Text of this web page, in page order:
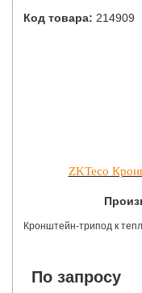
Код товара: 214909
ZKTeco
Кронштейн-трипод к
По запросу